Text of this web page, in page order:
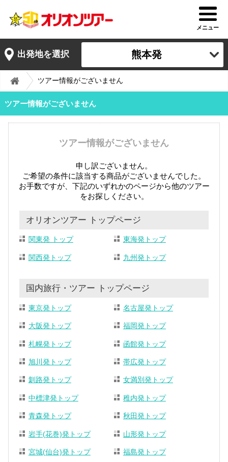
メニュー
出発地を選択 熊本発
ツアー情報がございません
ツアー情報がございません
ツアー情報がございません
申し訳ございません。
ご希望の条件に該当する商品がございませんでした。
お手数ですが、下記のいずれかのページから他のツアー
をお探しください。
オリオンツアー トップページ
関東発 トップ 東海発トップ
関西発トップ 九州発トップ
国内旅行・ツアー トップページ
東京発トップ 名古屋発トップ
大阪発トップ 福岡発トップ
札幌発トップ 函館発トップ
旭川発トップ 帯広発トップ
釧路発トップ 女満別発トップ
中標津発トップ 稚内発トップ
青森発トップ 秋田発トップ
岩手(花巻)発トップ 山形発トップ
宮城(仙台)発トップ 福島発トップ